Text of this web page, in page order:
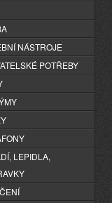
NÁSTROJE
POTŘEBY
LEPIDLA,